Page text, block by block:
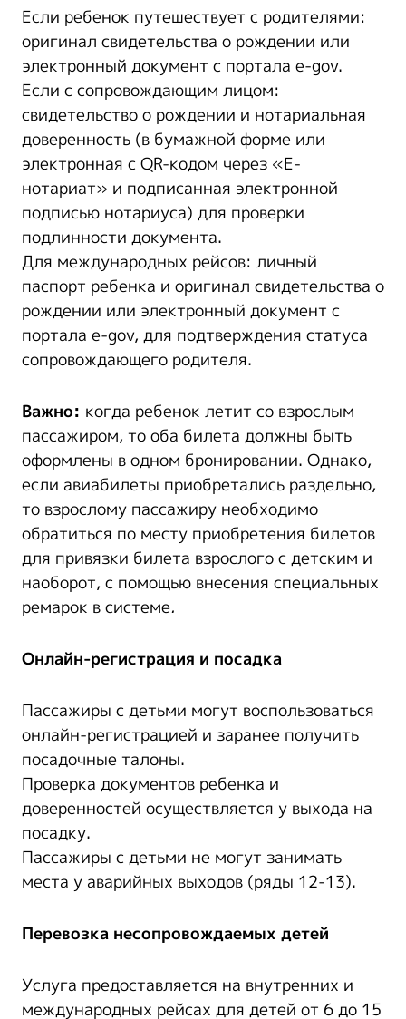
Если ребенок путешествует с родителями:
оригинал свидетельства о рождении или
электронный документ с портала e-gov.
Если с сопровождающим лицом:
свидетельство о рождении и нотариальная
доверенность (в бумажной форме или
электронная с QR-кодом через «Е-
нотариат» и подписанная электронной
подписью нотариуса) для проверки
подлинности документа.
Для международных рейсов: личный
паспорт ребенка и оригинал свидетельства о
рождении или электронный документ с
портала e-gov, для подтверждения статуса
сопровождающего родителя.
Важно: когда ребенок летит со взрослым
пассажиром, то оба билета должны быть
оформлены в одном бронировании. Однако,
если авиабилеты приобретались раздельно,
то взрослому пассажиру необходимо
обратиться по месту приобретения билетов
для привязки билета взрослого с детским и
наоборот, с помощью внесения специальных
ремарок в системе.
Онлайн-регистрация и посадка
Пассажиры с детьми могут воспользоваться
онлайн-регистрацией и заранее получить
посадочные талоны.
Проверка документов ребенка и
доверенностей осуществляется у выхода на
посадку.
Пассажиры с детьми не могут занимать
места у аварийных выходов (ряды 12-13).
Перевозка несопровождаемых детей
Услуга предоставляется на внутренних и
международных рейсах для детей от 6 до 15